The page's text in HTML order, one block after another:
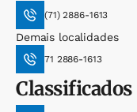
(71) 2886-1613
Demais localidades
71 2886-1613
Classificados